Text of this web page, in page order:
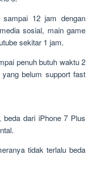
12 jam dengan
sosial, main game
sekitar 1 jam.
penuh butuh waktu 2
belum support fast
dari iPhone 7 Plus
tidak terlalu beda